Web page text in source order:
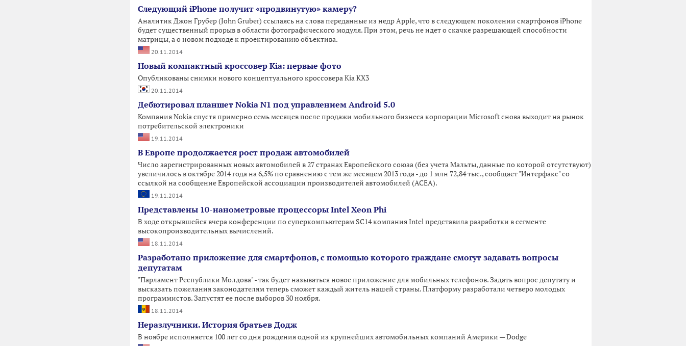
Следующий iPhone получит «продвинутую» камеру?
Аналитик Джон Грубер (John Gruber) ссылаясь на слова переданные из недр Apple, что в следующем поколении смартфонов iPhone
будет существенный прорыв в области фотографического модуля. При этом, речь не идет о скачке разрешающей способности
матрицы, а о новом подходе к проектированию объектива.
20.11.2014
Новый компактный кроссовер Kia: первые фото
Опубликованы снимки нового концептуального кроссовера Kia KX3
20.11.2014
Дебютировал планшет Nokia N1 под управлением Android 5.0
Компания Nokia спустя примерно семь месяцев после продажи мобильного бизнеса корпорации Microsoft снова выходит на рынок
потребительской электроники
19.11.2014
В Европе продолжается рост продаж автомобилей
Число зарегистрированных новых автомобилей в 27 странах Европейского союза (без учета Мальты, данные по которой отсутствуют)
увеличилось в октябре 2014 года на 6,5% по сравнению с тем же месяцем 2013 года - до 1 млн 72,84 тыс., сообщает "Интерфакс" со
ссылкой на сообщение Европейской ассоциации производителей автомобилей (ACEA).
19.11.2014
Представлены 10-нанометровые процессоры Intel Xeon Phi
В ходе открывшейся вчера конференции по суперкомпьютерам SC14 компания Intel представила разработки в сегменте
высокопроизводительных вычислений.
18.11.2014
Разработано приложение для смартфонов, с помощью которого граждане смогут задавать вопросы
депутатам
"Парламент Республики Молдова" - так будет называться новое приложение для мобильных телефонов. Задать вопрос депутату и
высказать пожелания законодателям теперь сможет каждый житель нашей страны. Платформу разработали четверо молодых
программистов. Запустят ее после выборов 30 ноября.
18.11.2014
Неразлучники. История братьев Додж
В ноябре исполняется 100 лет со дня рождения одной из крупнейших автомобильных компаний Америки — Dodge